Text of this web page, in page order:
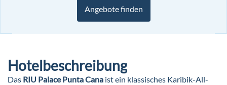
Angebote finden
Hotelbeschreibung
Das RIU Palace Punta Cana ist ein klassisches Karibik-All-